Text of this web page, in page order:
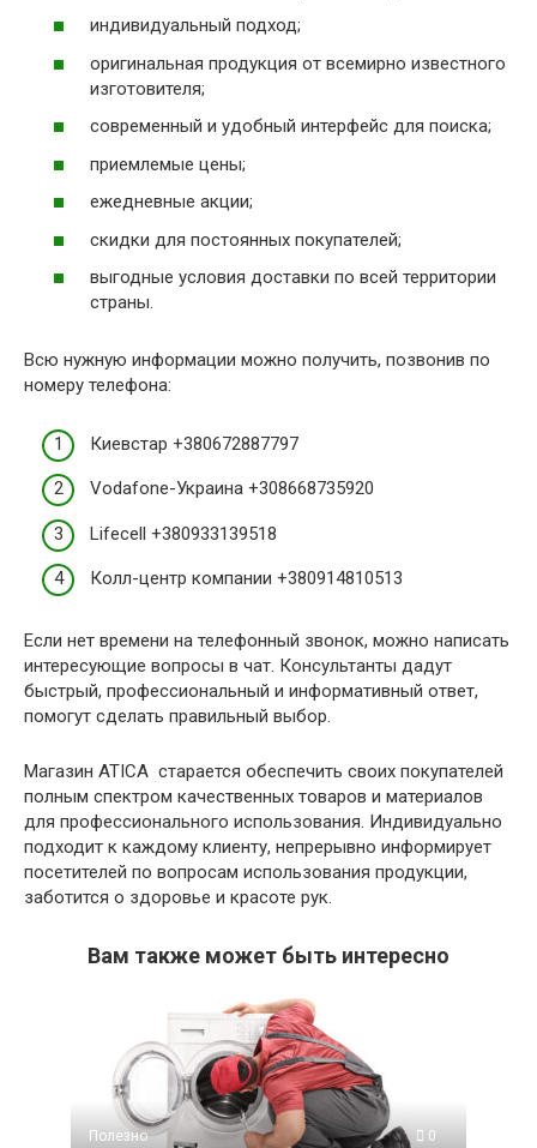
индивидуальный подход;
оригинальная продукция от всемирно известного
изготовителя;
современный и удобный интерфейс для поиска;
приемлемые цены;
ежедневные акции;
скидки для постоянных покупателей;
выгодные условия доставки по всей территории
страны.
Всю нужную информации можно получить, позвонив по
номеру телефона:
Киевстар +380672887797
Vodafone-Украина +308668735920
Lifecell +380933139518
Колл-центр компании +380914810513
Если нет времени на телефонный звонок, можно написать
интересующие вопросы в чат. Консультанты дадут
быстрый, профессиональный и информативный ответ,
помогут сделать правильный выбор.
Магазин ATICA старается обеспечить своих покупателей
полным спектром качественных товаров и материалов
для профессионального использования. Индивидуально
подходит к каждому клиенту, непрерывно информирует
посетителей по вопросам использования продукции,
заботится о здоровье и красоте рук.
Вам также может быть интересно
Полезно 0